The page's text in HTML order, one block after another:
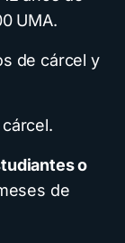
UMA.
de cárcel y
o
de